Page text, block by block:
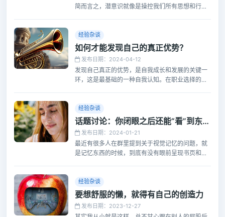
简而言之，潜意识就像是操控我们所有思想和行动
潜意识，任何与之对抗的尝试，最终只会导致自身
的崩溃。
经验杂谈
如何才能发现自己的真正优势？
发布日期：2024-04-12
发现自己真正的优势，是自我成长和发展的关键一
环，这是最基础的一种自我认知。在职业选择的时
至几十年的事业发展。
经验杂谈
话题讨论：你闭眼之后还能“看”到东西吗？
发布日期：2024-01-21
最近有很多人在群里提到关于视觉记忆的问题，就
是记忆东西的时候，到底有没有眼前呈现书页和文
经验杂谈
要想舒服的懒，就得有自己的创造力
发布日期：2023-12-27